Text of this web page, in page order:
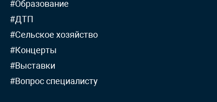
#Образование
#ДТП
#Сельское хозяйство
#Концерты
#Выставки
#Вопрос специалисту